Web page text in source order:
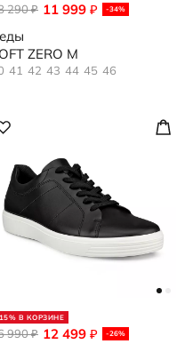
11 999 ₽ -34%
290₽
ZERO M
41 42 43 44 45 46
В КОРЗИНЕ
12 499 ₽ -26%
990₽